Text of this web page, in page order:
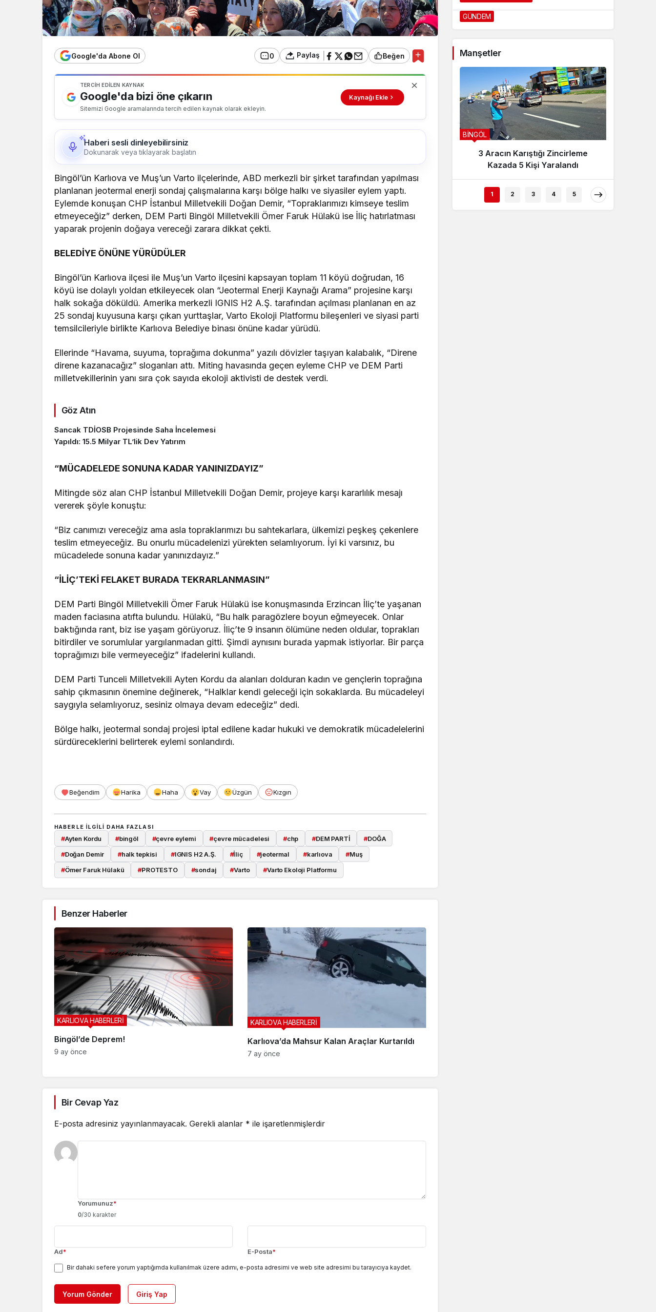
Google'da Abone Ol 0 Paylaş Beğen
TERCIH EDILEN KAYNAK
Google'da bizi öne çıkarın
Sitemizi Google aramalarında tercih edilen kaynak olarak ekleyin.
Kaynağı Ekle
Haberi sesli dinleyebilirsiniz
Dokunarak veya tıklayarak başlatın
Bingöl’ün Karlıova ve Muş’un Varto ilçelerinde, ABD merkezli bir şirket tarafından yapılması
planlanan jeotermal enerji sondaj çalışmalarına karşı bölge halkı ve siyasiler eylem yaptı.
Eylemde konuşan CHP İstanbul Milletvekili Doğan Demir, “Topraklarımızı kimseye teslim
etmeyeceğiz” derken, DEM Parti Bingöl Milletvekili Ömer Faruk Hülakü ise İliç hatırlatması
yaparak projenin doğaya vereceği zarara dikkat çekti.
BELEDİYE ÖNÜNE YÜRÜDÜLER
Bingöl’ün Karlıova ilçesi ile Muş’un Varto ilçesini kapsayan toplam 11 köyü doğrudan, 16
köyü ise dolaylı yoldan etkileyecek olan “Jeotermal Enerji Kaynağı Arama” projesine karşı
halk sokağa döküldü. Amerika merkezli IGNIS H2 A.Ş. tarafından açılması planlanan en az
25 sondaj kuyusuna karşı çıkan yurttaşlar, Varto Ekoloji Platformu bileşenleri ve siyasi parti
temsilcileriyle birlikte Karlıova Belediye binası önüne kadar yürüdü.
Ellerinde “Havama, suyuma, toprağıma dokunma” yazılı dövizler taşıyan kalabalık, “Direne
direne kazanacağız” sloganları attı. Miting havasında geçen eyleme CHP ve DEM Parti
milletvekillerinin yanı sıra çok sayıda ekoloji aktivisti de destek verdi.
Göz Atın
Sancak TDİOSB Projesinde Saha İncelemesi
Yapıldı: 15.5 Milyar TL’lik Dev Yatırım
“MÜCADELEDE SONUNA KADAR YANINIZDAYIZ”
Mitingde söz alan CHP İstanbul Milletvekili Doğan Demir, projeye karşı kararlılık mesajı
vererek şöyle konuştu:
“Biz canımızı vereceğiz ama asla topraklarımızı bu sahtekarlara, ülkemizi peşkeş çekenlere
teslim etmeyeceğiz. Bu onurlu mücadelenizi yürekten selamlıyorum. İyi ki varsınız, bu
mücadelede sonuna kadar yanınızdayız.”
“İLİÇ’TEKİ FELAKET BURADA TEKRARLANMASIN”
DEM Parti Bingöl Milletvekili Ömer Faruk Hülakü ise konuşmasında Erzincan İliç’te yaşanan
maden faciasına atıfta bulundu. Hülakü, “Bu halk paragözlere boyun eğmeyecek. Onlar
baktığında rant, biz ise yaşam görüyoruz. İliç’te 9 insanın ölümüne neden oldular, toprakları
bitirdiler ve sorumlular yargılanmadan gitti. Şimdi aynısını burada yapmak istiyorlar. Bir parça
toprağımızı bile vermeyeceğiz” ifadelerini kullandı.
DEM Parti Tunceli Milletvekili Ayten Kordu da alanları dolduran kadın ve gençlerin toprağına
sahip çıkmasının önemine değinerek, “Halklar kendi geleceği için sokaklarda. Bu mücadeleyi
saygıyla selamlıyoruz, sesiniz olmaya devam edeceğiz” dedi.
Bölge halkı, jeotermal sondaj projesi iptal edilene kadar hukuki ve demokratik mücadelelerini
sürdüreceklerini belirterek eylemi sonlandırdı.
Beğendim Harika Haha Vay Üzgün Kızgın
HABERLE ILGILI DAHA FAZLASI
#Ayten Kordu #bingöl #çevre eylemi #çevre mücadelesi #chp #DEM PARTİ #DOĞA
#Doğan Demir #halk tepkisi #IGNIS H2 A.Ş. #İliç #jeotermal #karlıova #Muş
#Ömer Faruk Hülakü #PROTESTO #sondaj #Varto #Varto Ekoloji Platformu
Benzer Haberler
Bingöl’de Deprem!
KARLIOVA HABERLERİ
9 ay önce
Karlıova’da Mahsur Kalan Araçlar Kurtarıldı
KARLIOVA HABERLERİ
7 ay önce
Bir Cevap Yaz
E-posta adresiniz yayınlanmayacak. Gerekli alanlar * ile işaretlenmişlerdir
Yorumunuz*
0/30 karakter
Ad* E-Posta*
Bir dahaki sefere yorum yaptığımda kullanılmak üzere adımı, e-posta adresimi ve web site adresimi bu tarayıcıya kaydet.
Yorum Gönder Giriş Yap
Programı Başvuruları Başladı
GÜNDEM
Manşetler
BİNGÖL
3 Aracın Karıştığı Zincirleme
Kazada 5 Kişi Yaralandı
1 2 3 4 5
Facebook Twitter